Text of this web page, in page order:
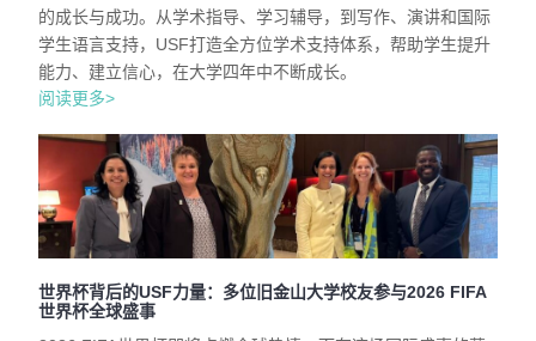
的成长与成功。从学术指导、学习辅导，到写作、演讲和国际
学生语言支持，USF打造全方位学术支持体系，帮助学生提升
能力、建立信心，在大学四年中不断成长。
阅读更多>
世界杯背后的USF力量：多位旧金山大学校友参与2026 FIFA
世界杯全球盛事